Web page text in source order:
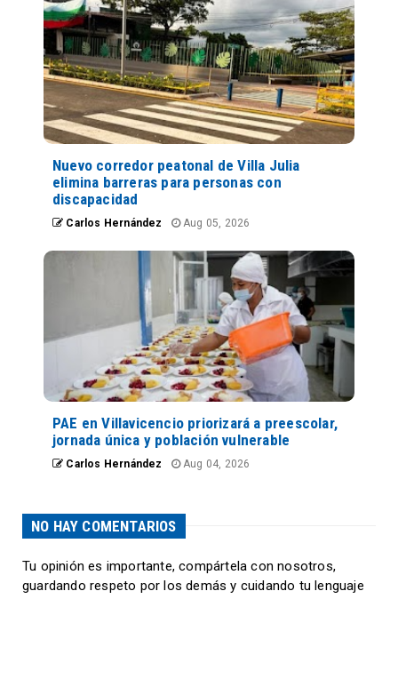
Nuevo corredor peatonal de Villa Julia
elimina barreras para personas con
discapacidad
Carlos Hernández Aug 05, 2026
PAE en Villavicencio priorizará a preescolar,
jornada única y población vulnerable
Carlos Hernández Aug 04, 2026
NO HAY COMENTARIOS
Tu opinión es importante, compártela con nosotros,
guardando respeto por los demás y cuidando tu lenguaje